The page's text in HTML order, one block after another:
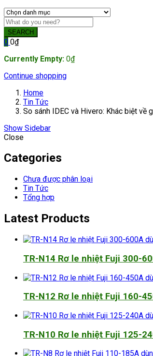
SEARCH
0 0₫
Currently Empty: 0₫
Continue shopping
Home
Tin Tức
So sánh IDEC và Hivero: Khác biệt về
Show Sidebar
Close
Categories
Chưa được phân loại
Tin Tức
Tổng hợp
Latest Products
TR-N14 Rơ le nhiệt Fuji 300-
TR-N12 Rơ le nhiệt Fuji 160-
TR-N10 Rơ le nhiệt Fuji 125-